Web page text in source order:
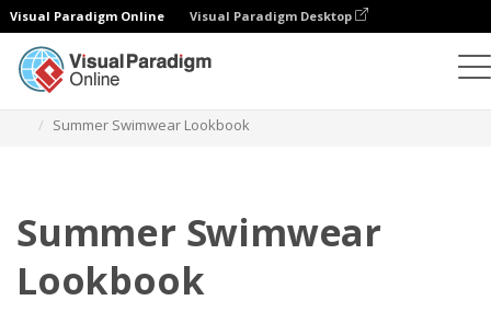
Visual Paradigm Online Visual Paradigm Desktop
Summer Swimwear Lookbook
Summer Swimwear
Lookbook